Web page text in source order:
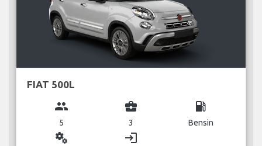
FIAT 500L
group
5
business_center
3
local_gas_station
Bensin
miscellaneous_services login